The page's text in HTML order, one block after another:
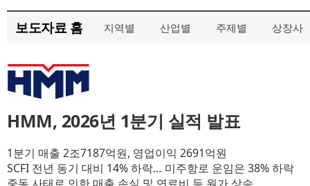
보도자료 홈 지역별 산업별 주제별 상장사
HMM, 2026년 1분기 실적 발표
1분기 매출 2조7187억원, 영업이익 2691억원
SCFI 전년 동기 대비 14% 하락… 미주항로 운임은 38% 하락